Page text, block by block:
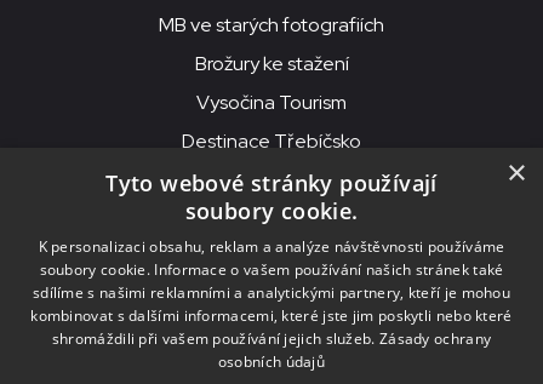
MB ve starých fotografiích
Brožury ke stažení
Vysočina Tourism
Destinace Třebíčsko
© 2026MKS Beseda Mor. Budějovice
MKS Beseda, příspěvková organizace, Purcnerova 62, 676 02
Moravské Budějovice
IČO: 00091758, DIČ: CZ00091758, ID datové schránky: chjn2kd
×
Tyto webové stránky používají
soubory cookie.
K personalizaci obsahu, reklam a analýze návštěvnosti používáme
soubory cookie. Informace o vašem používání našich stránek také
sdílíme s našimi reklamními a analytickými partnery, kteří je mohou
kombinovat s dalšími informacemi, které jste jim poskytli nebo které
shromáždili při vašem používání jejich služeb. Zásady ochrany
osobních údajů